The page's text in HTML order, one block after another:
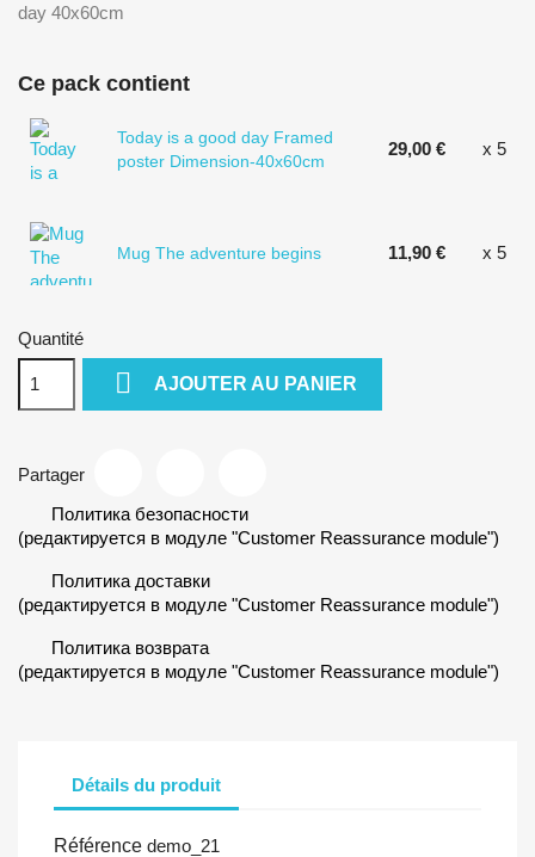
day 40x60cm
Ce pack contient
Today is a good day Framed
poster Dimension-40x60cm
29,00 € x 5
Mug The adventure begins 11,90 € x 5
Quantité
 AJOUTER AU PANIER
Partager
Политика безопасности
(редактируется в модуле "Customer Reassurance module")
Политика доставки
(редактируется в модуле "Customer Reassurance module")
Политика возврата
(редактируется в модуле "Customer Reassurance module")
Détails du produit
Référence demo_21